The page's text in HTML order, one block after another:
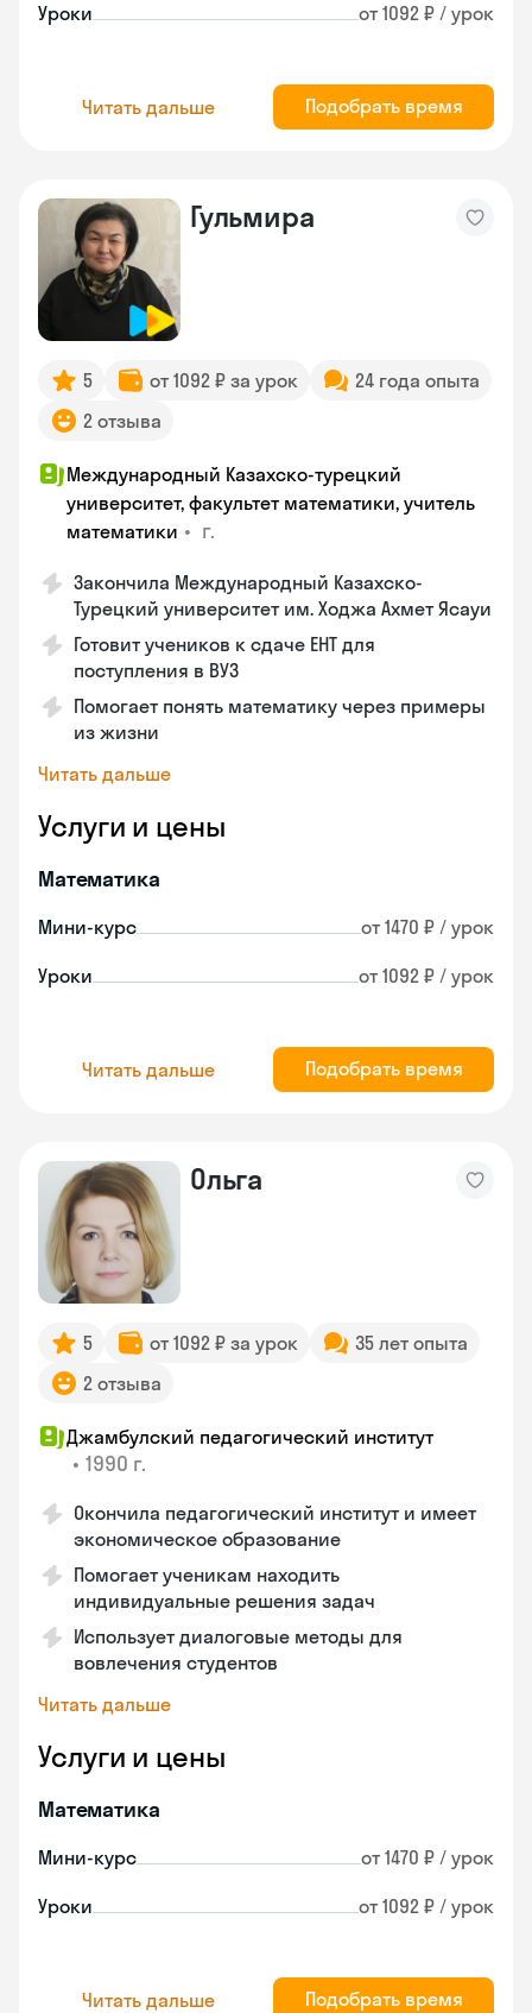
Уроки от 1092 ₽ / урок
Читать дальше Подобрать время
Гульмира
5 от 1092 ₽ за урок
24 года опыта
2 отзыва
Международный Казахско-турецкий
университет, факультет математики, учитель
математики • г.
Закончила Международный Казахско-
Турецкий университет им. Ходжа Ахмет Ясауи
Готовит учеников к сдаче ЕНТ для
поступления в ВУЗ
Помогает понять математику через примеры
из жизни
Читать дальше
Услуги и цены
Математика
Мини-курс от 1470 ₽ / урок
Уроки от 1092 ₽ / урок
Читать дальше Подобрать время
Ольга
5 от 1092 ₽ за урок
35 лет опыта
2 отзыва
Джамбулский педагогический институт
• 1990 г.
Окончила педагогический институт и имеет
экономическое образование
Помогает ученикам находить
индивидуальные решения задач
Использует диалоговые методы для
вовлечения студентов
Читать дальше
Услуги и цены
Математика
Мини-курс от 1470 ₽ / урок
Уроки от 1092 ₽ / урок
Читать дальше Подобрать время